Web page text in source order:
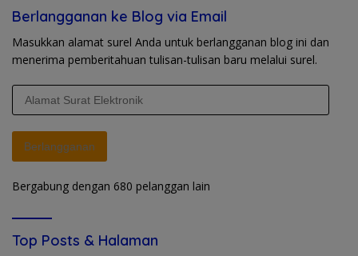
Berlangganan ke Blog via Email
Masukkan alamat surel Anda untuk berlangganan blog ini dan
menerima pemberitahuan tulisan-tulisan baru melalui surel.
Berlangganan
Bergabung dengan 680 pelanggan lain
Top Posts & Halaman